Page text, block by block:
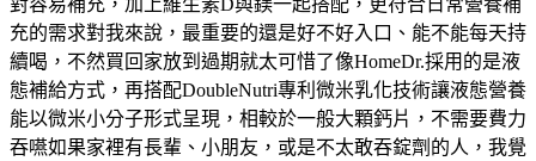
充的需求對我來說，最重要的還是好不好入口、能不能每天持
續喝，不然買回家放到過期就太可惜了像HomeDr.採用的是液
態補給方式，再搭配DoubleNutri專利微米乳化技術讓液態營養
能以微米小分子形式呈現，相較於一般大顆鈣片，不需要費力
吞嚥如果家裡有長輩、小朋友，或是不太敢吞錠劑的人，我覺